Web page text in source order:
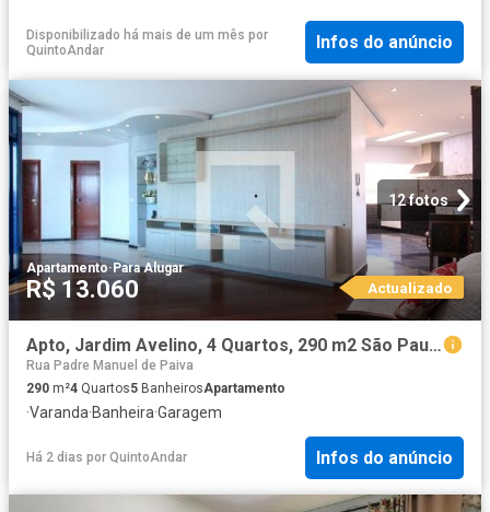
Disponibilizado há mais de um mês por
QuintoAndar
Infos do anúncio
12 fotos
Apartamento·Para Alugar
R$ 13.060 Actualizado
Apto, Jardim Avelino, 4 Quartos, 290 m2 São Paulo
Rua Padre Manuel de Paiva
290 m²4 Quartos5 BanheirosApartamento
·Varanda·Banheira·Garagem
Há 2 dias por QuintoAndar Infos do anúncio